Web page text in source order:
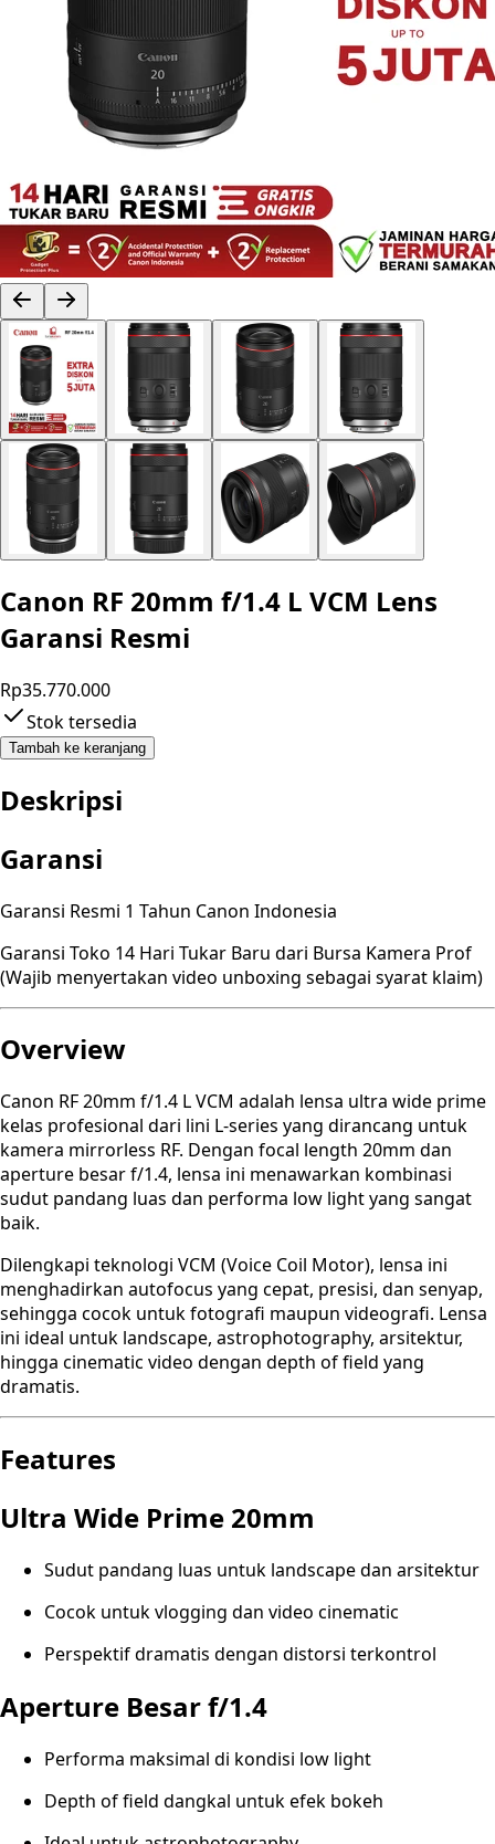
Canon RF 20mm f/1.4 L VCM Lens
Garansi Resmi
Rp35.770.000
Stok tersedia
Tambah ke keranjang
Deskripsi
Garansi
Garansi Resmi 1 Tahun Canon Indonesia
Garansi Toko 14 Hari Tukar Baru dari Bursa Kamera Prof
(Wajib menyertakan video unboxing sebagai syarat klaim)
Overview
Canon RF 20mm f/1.4 L VCM adalah lensa ultra wide prime
kelas profesional dari lini L-series yang dirancang untuk
kamera mirrorless RF. Dengan focal length 20mm dan
aperture besar f/1.4, lensa ini menawarkan kombinasi
sudut pandang luas dan performa low light yang sangat
baik.
Dilengkapi teknologi VCM (Voice Coil Motor), lensa ini
menghadirkan autofocus yang cepat, presisi, dan senyap,
sehingga cocok untuk fotografi maupun videografi. Lensa
ini ideal untuk landscape, astrophotography, arsitektur,
hingga cinematic video dengan depth of field yang
dramatis.
Features
Ultra Wide Prime 20mm
Sudut pandang luas untuk landscape dan arsitektur
Cocok untuk vlogging dan video cinematic
Perspektif dramatis dengan distorsi terkontrol
Aperture Besar f/1.4
Performa maksimal di kondisi low light
Depth of field dangkal untuk efek bokeh